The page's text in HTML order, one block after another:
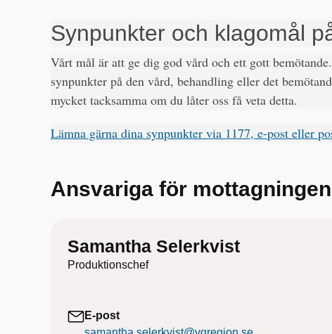
Synpunkter och klagomål
Vårt mål är att ge dig god vård och ett gott
synpunkter på den vård, behandling eller det
mycket tacksamma om du låter oss få veta detta.
Lämna gärna dina synpunkter via 1177, e-post eller
Ansvariga för mottagningen
Samantha Selerkvist
Produktionschef
E-post